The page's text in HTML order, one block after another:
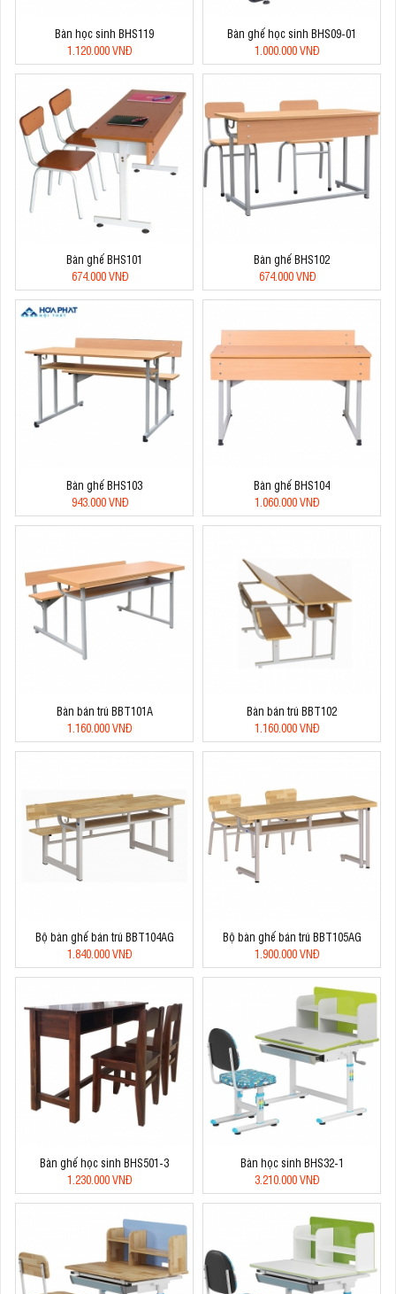
Bàn học sinh BHS119
1.120.000 VNĐ
Bàn ghế học sinh BHS09-01
1.000.000 VNĐ
Bàn ghế BHS101
674.000 VNĐ
Bàn ghế BHS102
674.000 VNĐ
Bàn ghế BHS103
943.000 VNĐ
Bàn ghế BHS104
1.060.000 VNĐ
Bàn bán trú BBT101A
1.160.000 VNĐ
Bàn bán trú BBT102
1.160.000 VNĐ
Bộ bàn ghế bán trú BBT104AG
1.840.000 VNĐ
Bộ bàn ghế bán trú BBT105AG
1.900.000 VNĐ
Bàn ghế học sinh BHS501-3
1.230.000 VNĐ
Bàn học sinh BHS32-1
3.210.000 VNĐ